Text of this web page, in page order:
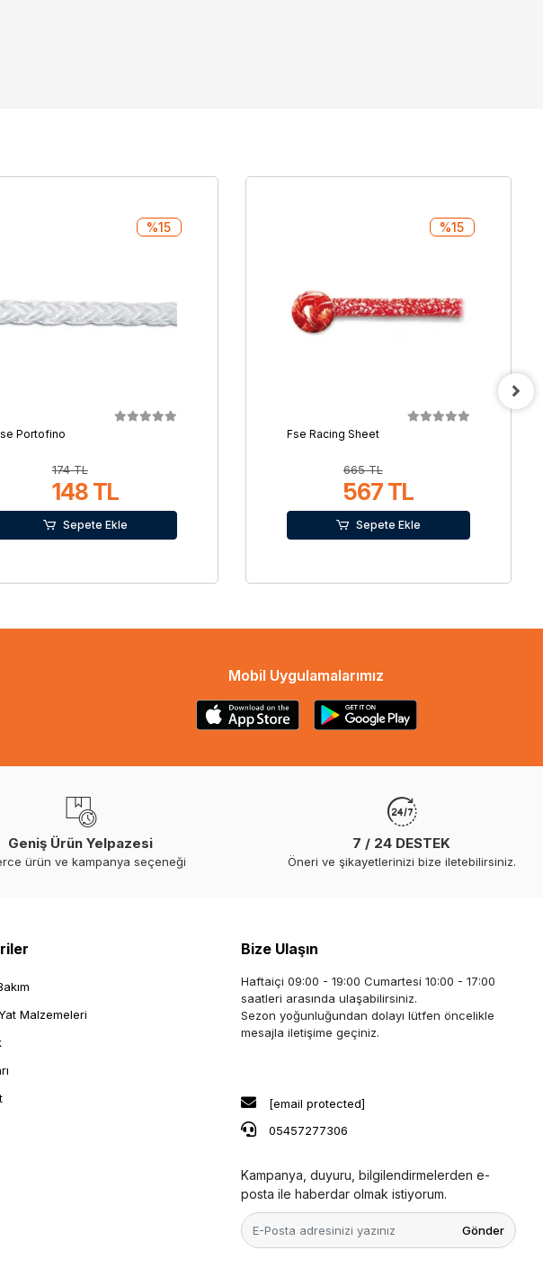
Portofino
174 TL
148 TL
%15
Sepete Ekle
Fse Racing Sheet
665 TL
567 TL
%15
Sepete Ekle
Mobil Uygulamalarımız
Geniş Ürün Yelpazesi
ürün ve kampanya seçeneği
7 / 24 DESTEK
Öneri ve şikayetlerinizi bize iletebilirsiniz.
Malzemeleri
Bize Ulaşın
Haftaiçi 09:00 - 19:00 Cumartesi 10:00 - 17:00
saatleri arasında ulaşabilirsiniz.
Sezon yoğunluğundan dolayı lütfen öncelikle
mesajla iletişime geçiniz.
[email protected]
05457277306
Kampanya, duyuru, bilgilendirmelerden e-
posta ile haberdar olmak istiyorum.
Gönder